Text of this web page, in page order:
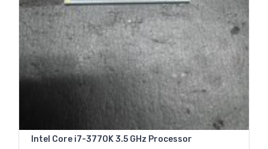
Intel Core i7-3770K 3.5 GHz Processor